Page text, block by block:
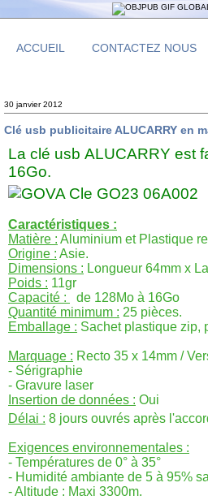
ACCUEIL CONTACTEZ NOUS
30 janvier 2012
Clé usb publicitaire ALUCARRY en
La clé usb ALUCARRY est
16Go.
Caractéristiques :
Matière : Aluminium et Plastique
Origine : Asie.
Dimensions : Longueur 64mm x
Poids : 11gr
Capacité :
de 128Mo à 16Go
Quantité minimum : 25 pièces.
Emballage : Sachet plastique zip,
Marquage : Recto 35 x 14mm /
- Sérigraphie
- Gravure laser
Insertion de données : Oui
Délai : 8 jours ouvrés après
Exigences environnementales :
- Températures de 0° à 35°
- Humidité ambiante de 5 à 95%
- Altitude : Maxi 3300m.